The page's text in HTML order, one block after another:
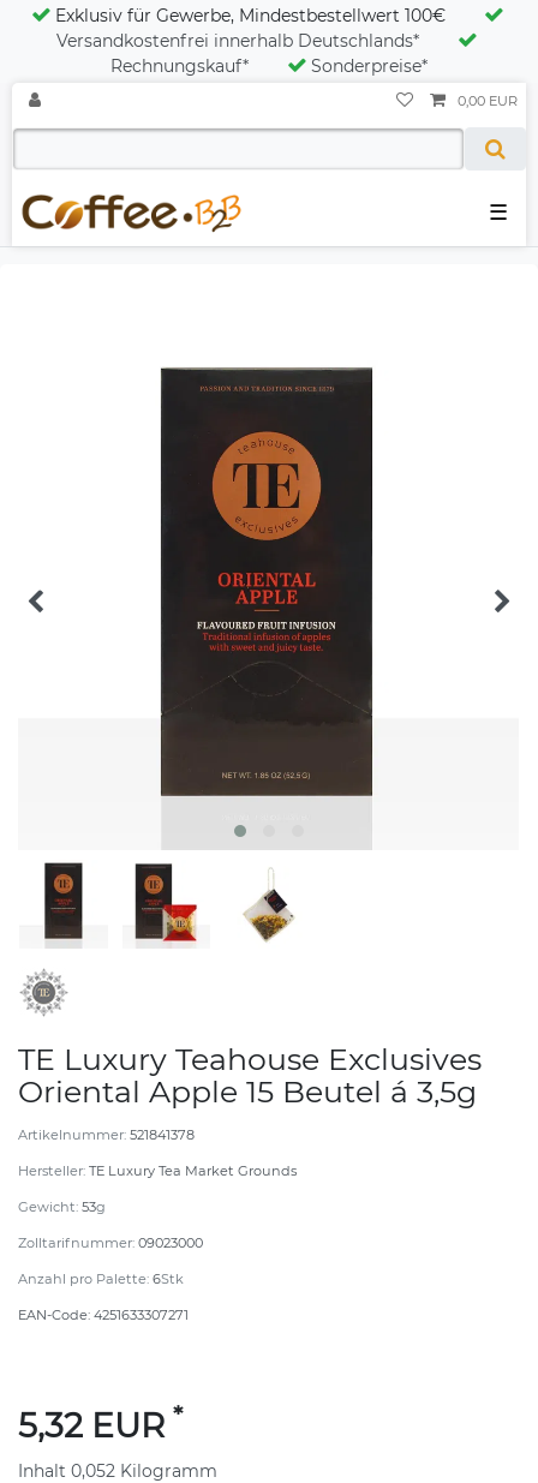
Exklusiv für Gewerbe, Mindestbestellwert 100€
Versandkostenfrei innerhalb Deutschlands*
Rechnungskauf*
Sonderpreise*
☰
0,00 EUR
TE Luxury Teahouse Exclusives
Oriental Apple 15 Beutel á 3,5g
Artikelnummer: 521841378
Hersteller: TE Luxury Tea Market Grounds
Gewicht: 53g
Zolltarifnummer: 09023000
Anzahl pro Palette: 6Stk
EAN-Code: 4251633307271
5,32 EUR *
Inhalt 0,052 Kilogramm